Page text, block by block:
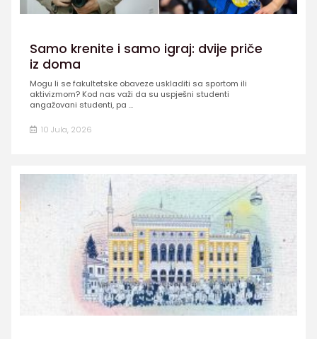
Samo krenite i samo igraj: dvije priče
iz doma
Mogu li se fakultetske obaveze uskladiti sa sportom ili
aktivizmom? Kod nas važi da su uspješni studenti
angažovani studenti, pa ...
10 Jula, 2026